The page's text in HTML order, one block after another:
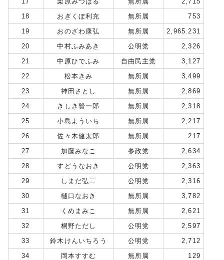
18
おぎくぼ利充 無所属
753
19
おのざわ康弘 無所属
2,965.231
20
中村ふみあき 公明党
2,326
21
中原ひでふみ 自由民主党
3,127
22
松本きみ 無所属
3,499
23
神田さとし 無所属
2,869
24
きしき賢一郎 無所属
2,318
25
小島よういち 無所属
2,217
26
佐々木健太郎 無所属
217
27
加藤みなこ 参政党
2,634
28
すどうなおき 公明党
2,363
29
しまだ弘二 公明党
2,316
30
樋口なおき 無所属
3,782
31
くめまみこ 無所属
2,621
32
桐野ただし 公明党
2,597
33
鈴木けんいちろう 公明党
2,712
34
岡本すすむ 無所属
129